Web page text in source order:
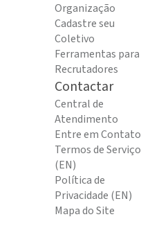
Organização
Cadastre seu
Coletivo
Ferramentas para
Recrutadores
Contactar
Central de
Atendimento
Entre em Contato
Termos de Serviço
(EN)
Política de
Privacidade (EN)
Mapa do Site